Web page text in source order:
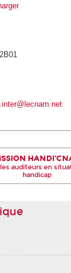
auditeurs en
handicap